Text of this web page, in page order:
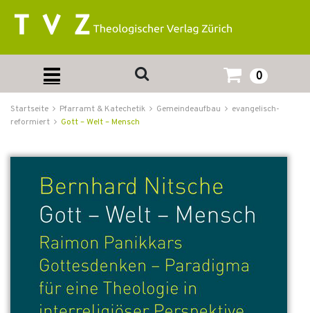
0
Startseite Pfarramt & Katechetik Gemeindeaufbau
evangelisch-
reformiert
Gott – Welt – Mensch